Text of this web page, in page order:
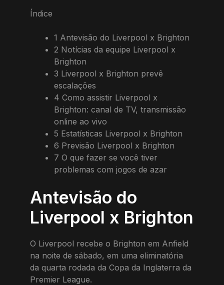
Índice
1 Antevisão do Liverpool x Brighton
2 Notícias da equipe Liverpool x
Brighton
3 Liverpool x Brighton prevê
escalações
4 Como assistir Liverpool x
Brighton: canal de TV, transmissão
online ao vivo
5 Estatísticas Liverpool x Brighton
6 Previsão Liverpool x Brighton
7 O que fazer se você tiver
problemas com jogos de azar
Antevisão do
Liverpool x Brighton
O Liverpool recebe o Brighton em Anfield
na noite de sábado, em uma eliminatória
da quarta rodada da Copa da Inglaterra da
Premier League.